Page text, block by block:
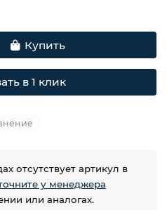
Купить
в 1 клик
отсутствует артикул в
у менеджера
или аналогах.